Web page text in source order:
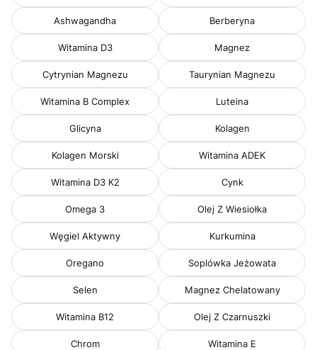
Ashwagandha Berberyna
Witamina D3 Magnez
Cytrynian Magnezu Taurynian Magnezu
Witamina B Complex Luteina
Glicyna Kolagen
Kolagen Morski Witamina ADEK
Witamina D3 K2 Cynk
Omega 3 Olej Z Wiesiołka
Węgiel Aktywny Kurkumina
Oregano Soplówka Jeżowata
Selen Magnez Chelatowany
Witamina B12 Olej Z Czarnuszki
Chrom Witamina E